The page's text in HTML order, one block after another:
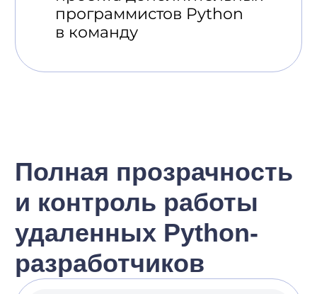
Гарантия 1 год на работы
Устраним все выявленные
недостатки нашей работы
в ходе использования или
в течение 1 года с момента
Этапы
сотрудничества
01
Оставляете заявку
Мы свяжемся с вами, уточним
детали проекта и требования
к разработчикам.